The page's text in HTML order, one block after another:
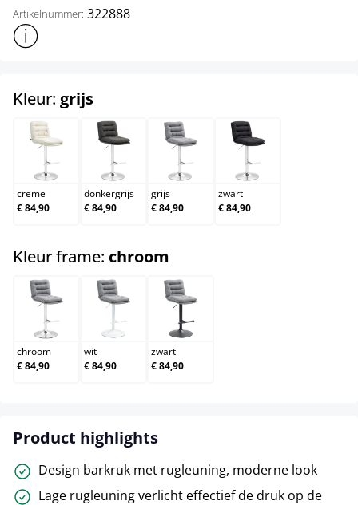
Artikelnummer: 322888
Toon meer productinformatie
Kleur: grijsselect
creme
creme
€ 84,90
donkergrijs
donkergrijs
€ 84,90
grijs
grijs
€ 84,90
zwart
zwart
€ 84,90
Kleur frame: chroom
chroom
chroom
€ 84,90
wit
wit
€ 84,90
zwart
zwart
€ 84,90
Product highlights
Design barkruk met rugleuning, moderne look
Lage rugleuning verlicht effectief de druk op de